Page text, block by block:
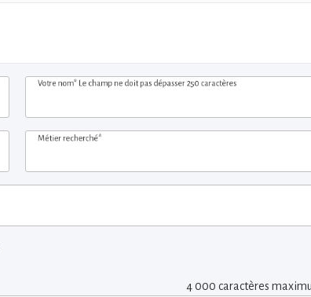
Votre nom* Le champ ne doit pas dépasser 250 caractères
Métier recherché*
4 000 caractères